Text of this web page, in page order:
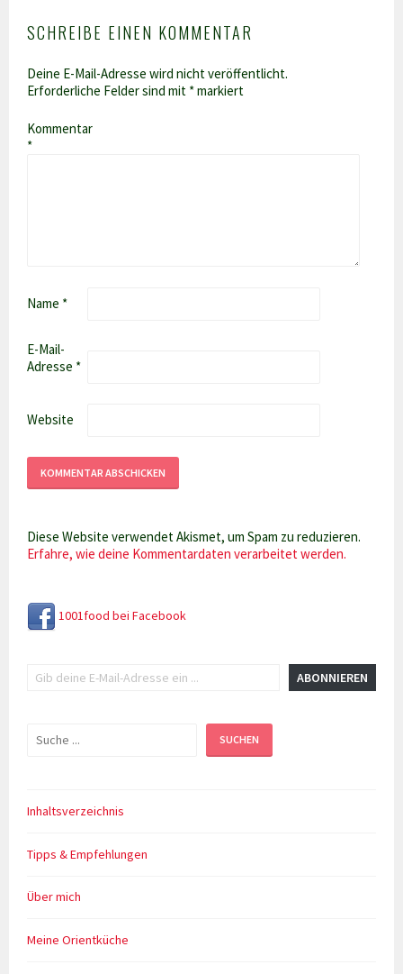
SCHREIBE EINEN KOMMENTAR
Deine E-Mail-Adresse wird nicht veröffentlicht.
Erforderliche Felder sind mit *markiert
Kommentar
*
Name *
E-Mail-
Adresse *
Website
Diese Website verwendet Akismet, um Spam zu reduzieren.
Erfahre, wie deine Kommentardaten verarbeitet werden.
1001food bei Facebook
ABONNIEREN
Suchen SUCHEN
Inhaltsverzeichnis
Tipps & Empfehlungen
Über mich
Meine Orientküche